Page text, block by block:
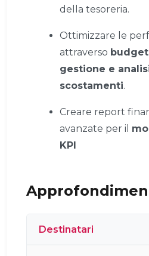
della tesoreria.
Ottimizzare le
attraverso
gestione e
scostamenti.
Creare report
avanzate per il
KPI
Destinatari